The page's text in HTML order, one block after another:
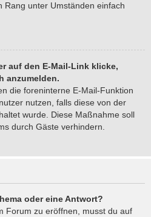
Rang unter Umständen einfach
auf den E-Mail-Link klicke,
anzumelden.
die foreninterne E-Mail-Funktion
nutzen, falls diese von der
wurde. Diese Maßnahme soll
durch Gäste verhindern.
oder eine Antwort?
Forum zu eröffnen, musst du auf